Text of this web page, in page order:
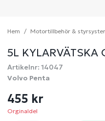
Hem Motortillbehör &
5L
Artikelnr: 14047
Volvo Penta
455 kr
Orginaldel